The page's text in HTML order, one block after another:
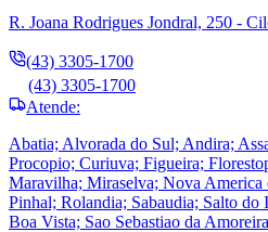
R. Joana Rodrigues Jondral, 250 -
(43) 3305-1700
(43) 3305-1700
Atende:
Abatia; Alvorada do Sul; Andira;
Procopio; Curiuva; Figueira;
Maravilha; Miraselva; Nova America
Pinhal; Rolandia; Sabaudia; Salto do
Boa Vista; Sao Sebastiao da